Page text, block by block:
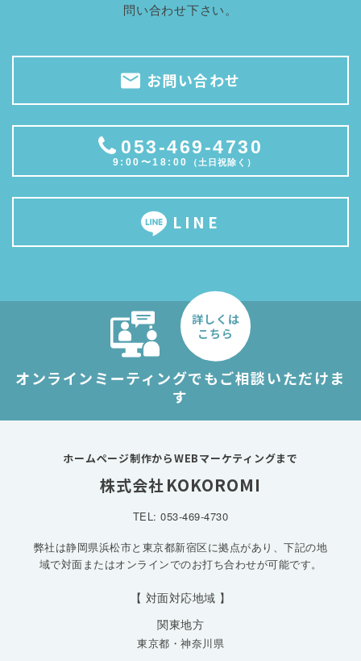
問い合わせ下さい。
お問い合わせ
053-469-4730
9:00〜18:00 （土日祝除く）
LINE
オンラインミーティングでもご相談いただけま
す
詳しくは
こちら
ホームページ制作からWEBマーケティングまで
株式会社 KOKOROMI
TEL: 053-469-4730
弊社は静岡県浜松市と東京都新宿区に拠点があり、下記の地
域で対面またはオンラインでのお打ち合わせが可能です。
【 対面対応地域 】
関東地方
東京都 ・ 神奈川県